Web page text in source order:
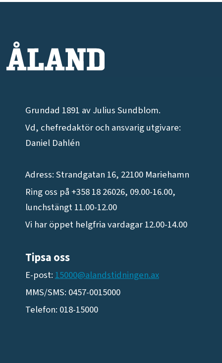
Grundad 1891 av Julius Sundblom.
Vd, chefredaktör och ansvarig utgivare:
Daniel Dahlén
Adress: Strandgatan 16, 22100 Mariehamn
Ring oss på +358 18 26026, 09.00-16.00,
lunchstängt 11.00-12.00
Vi har öppet helgfria vardagar 12.00-14.00
Tipsa oss
E-post:15000@alandstidningen.ax
MMS/SMS: 0457-0015000
Telefon: 018-15000